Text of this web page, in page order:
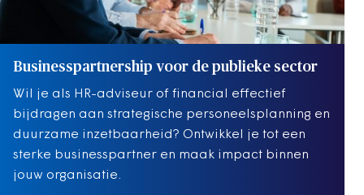
Businesspartnership voor de publieke sector
Wil je als HR-adviseur of financial effectief
bijdragen aan strategische personeelsplanning en
duurzame inzetbaarheid? Ontwikkel je tot een
sterke businesspartner en maak impact binnen
jouw organisatie.